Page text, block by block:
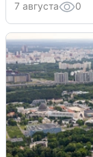
7 августа 0